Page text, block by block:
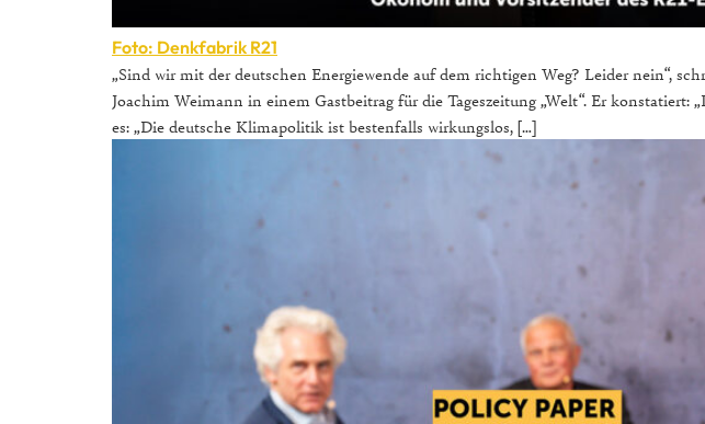
Foto: Denkfabrik R21
„Sind wir mit der deutschen Energiewende auf dem richtigen Weg? Leider nein“,
Joachim Weimann in einem Gastbeitrag für die Tageszeitung „Welt“. Er
es: „Die deutsche Klimapolitik ist bestenfalls wirkungslos, […]